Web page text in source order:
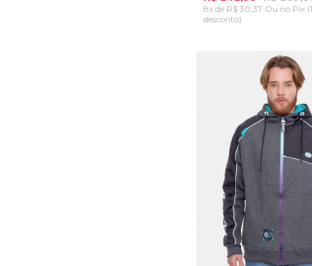
8x de R$ 30,37 Ou no Pix
desconto)
ADICIONAR AO